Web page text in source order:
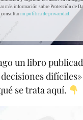
más información sobre Protección de
consultarmi política de privacidad.
un libro
difíciles»
se trata aquí.